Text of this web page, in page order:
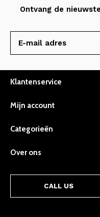
Ontvang de
Klantenservice
Mijn account
Categorieën
Over ons
CALL US